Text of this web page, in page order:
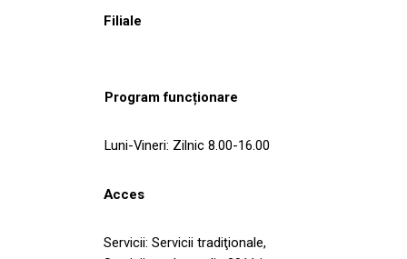
Filiale
Program funcționare
Luni-Vineri: Zilnic 8.00-16.00
Acces
Servicii: Servicii tradiţionale,